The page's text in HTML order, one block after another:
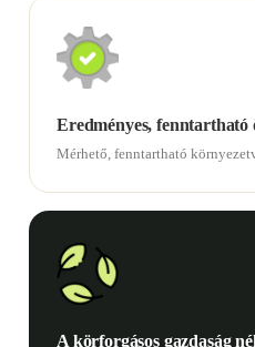
Eredményes, fenntartható
Mérhető, fenntartható
A körforgásos gazdaság